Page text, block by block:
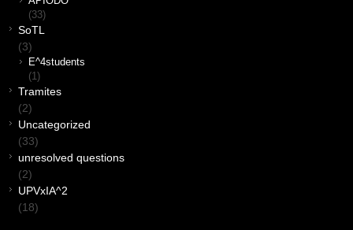
(33)
SoTL
(3)
E^4students
(1)
Tramites
(2)
Uncategorized
(33)
unresolved questions
(2)
UPVxIA^2
(18)